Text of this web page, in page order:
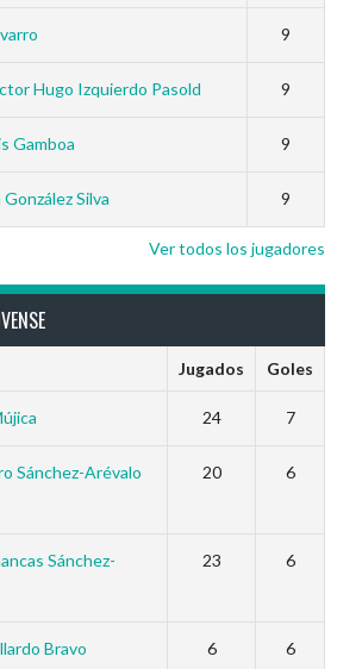
9
Hugo Izquierdo Pasold 9
Gamboa 9
Silva 9
Ver todos los jugadores
Jugados Goles
24 7
Sánchez-Arévalo
20 6
Sánchez-
23 6
Bravo 6 6